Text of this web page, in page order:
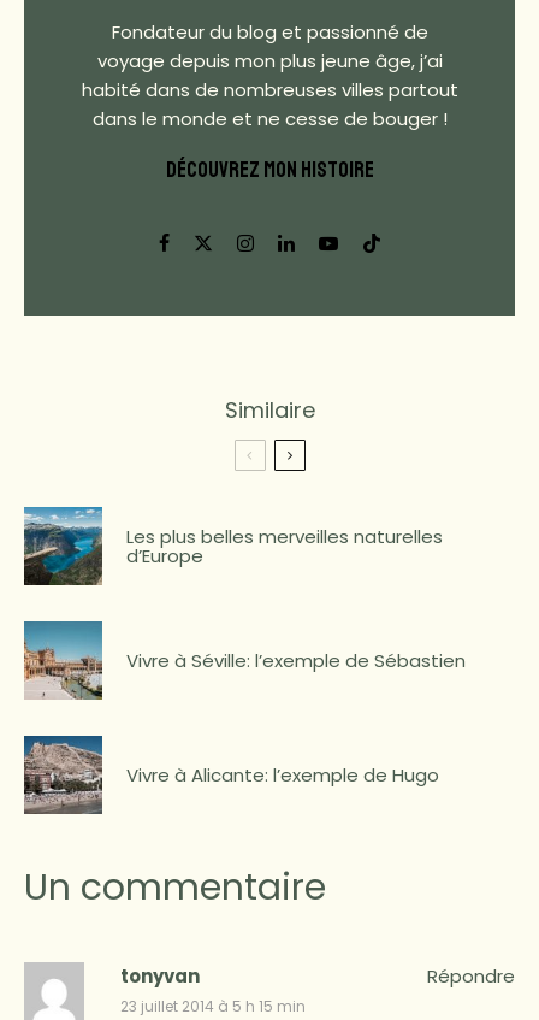
Fondateur du blog et passionné de
voyage depuis mon plus jeune âge, j’ai
habité dans de nombreuses villes partout
dans le monde et ne cesse de bouger !
DÉCOUVREZ MON HISTOIRE
Similaire
Les plus belles merveilles naturelles
d’Europe
Vivre à Séville: l’exemple de Sébastien
Vivre à Alicante: l’exemple de Hugo
Un commentaire
tonyvan
23 juillet 2014 à 5 h 15 min
Répondre